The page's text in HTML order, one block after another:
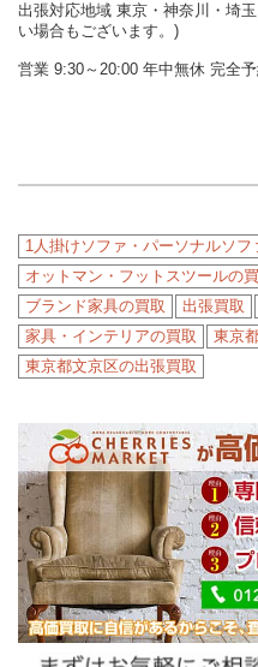
出張対応地域 東京・神奈川・埼
い場合もございます。)
営業 9:30～20:00 年中無休 完全予
1人掛けソファ・パーソナルソフ
オットマン・フットスツールの
ブランド家具の買取
出張買取
家具・インテリアの買取
東京
東京都文京区の出張買取